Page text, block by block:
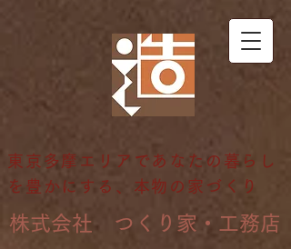
東京多摩エリアであなたの暮らし
を豊かにする、本物の家づくり
​株式会社 つくり家・工務店